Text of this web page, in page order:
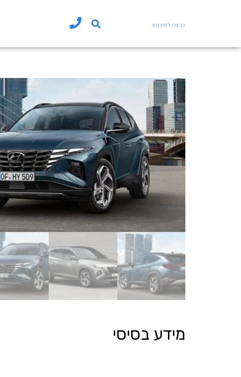
כניסה לסוכנות
מידע בסיסי